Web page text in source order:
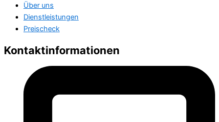
Über uns
Dienstleistungen
Preischeck
Kontaktinformationen